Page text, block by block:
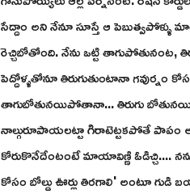
సేద్దాం అని నేనూ సూస్తే ఆ పెబుత్వపోళ్ళు
రెచ్చిబోతోంది. నేను ఒట్టి తాగుపోతునంట,
పెద్దోళ్ళతోనూ తిరుగుతుంటానా గవుర్నం
తాగుబోతునయిపోతానా... తిరుగు
నాల్గురూపాయలట్టా గిరాటెట్టకపోతే పాపం
కోరుకొనేదేంటంటే మాయావిణ్ణి ఓడిచ్చి....
కోసం బోల్డు ఊర్లు తిరగాలి' అంటూ గుడి